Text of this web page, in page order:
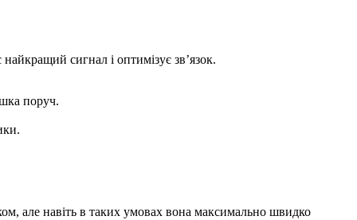
сигнал і оптимізує зв’язок.
поруч.
але навіть в таких умовах вона максимально швидко